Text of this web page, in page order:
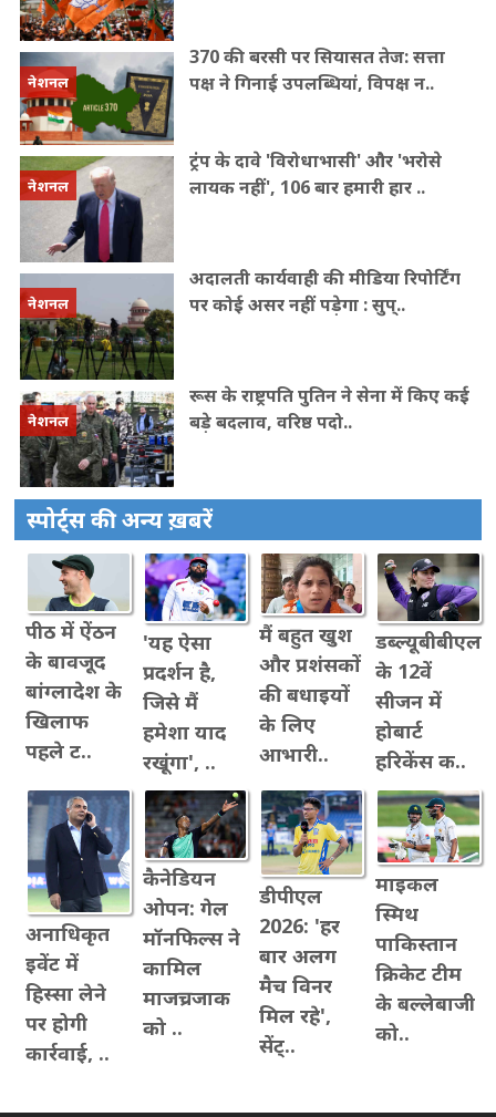
नेशनल
370 की बरसी पर सियासत तेज: सत्ता
पक्ष ने गिनाई उपलब्धियां, विपक्ष न..
नेशनल
ट्रंप के दावे 'विरोधाभासी' और 'भरोसे
लायक नहीं', 106 बार हमारी हार ..
नेशनल
अदालती कार्यवाही की मीडिया रिपोर्टिंग
पर कोई असर नहीं पड़ेगा : सुप्..
नेशनल
रूस के राष्ट्रपति पुत‍िन ने सेना में क‍िए कई
बड़े बदलाव, वरिष्ठ पदो..
स्पोर्ट्स की अन्य ख़बरें
पीठ में ऐंठन
के बावजूद
बांग्लादेश के
खिलाफ
पहले ट..
'यह ऐसा
प्रदर्शन है,
जिसे मैं
हमेशा याद
रखूंगा', ..
मैं बहुत खुश
और प्रशंसकों
की बधाइयों
के लिए
आभारी..
डब्ल्यूबीबीएल
के 12वें
सीजन में
होबार्ट
हरिकेंस क..
अनाधिकृत
इवेंट में
हिस्सा लेने
पर होगी
कार्रवाई, ..
कैनेडियन
ओपन: गेल
मॉनफिल्स ने
कामिल
माजच्रजाक
को ..
डीपीएल
2026: 'हर
बार अलग
मैच विनर
मिल रहे',
सेंट्..
माइकल
स्मिथ
पाकिस्तान
क्रिकेट टीम
के बल्लेबाजी
को..